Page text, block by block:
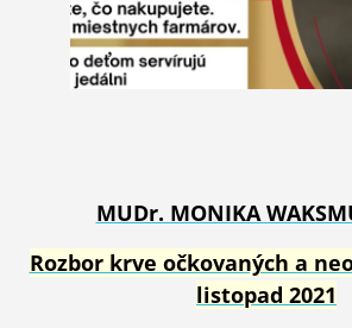
MUDr. MONIKA
Rozbor krve očkovaných a
listopad 2021